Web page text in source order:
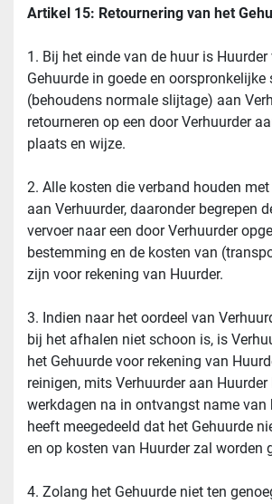
Artikel 15: Retournering van het
1. Bij het einde van de huur is
Gehuurde in goede en oorspronkelijke
(behoudens normale slijtage) aan
retourneren op een door Verhuurder
plaats en wijze.
2. Alle kosten die verband houden
aan Verhuurder, daaronder begrepen
vervoer naar een door Verhuurder
bestemming en de kosten van
zijn voor rekening van Huurder.
3. Indien naar het oordeel van
bij het afhalen niet schoon is, is
het Gehuurde voor rekening van
reinigen, mits Verhuurder aan
werkdagen na in ontvangst name van
heeft meegedeeld dat het Gehuurde
en op kosten van Huurder zal worden
4. Zolang het Gehuurde niet ten